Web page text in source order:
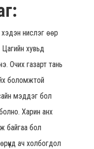
нислэг өөр
хувьд
Очих газарт тань
боломжтой
мэддэг бол
Харин анх
байгаа бол
ач холбогдол